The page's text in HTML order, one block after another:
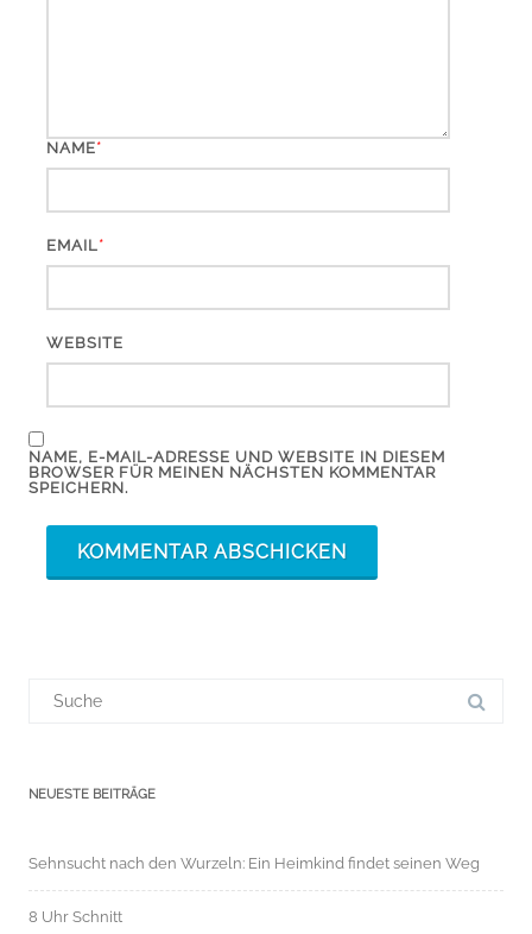
NAME*
EMAIL*
WEBSITE
NAME, E-MAIL-ADRESSE UND WEBSITE IN DIESEM
BROWSER FÜR MEINEN NÄCHSTEN KOMMENTAR
SPEICHERN.
NEUESTE BEITRÄGE
Sehnsucht nach den Wurzeln: Ein Heimkind findet seinen Weg
8 Uhr Schnitt